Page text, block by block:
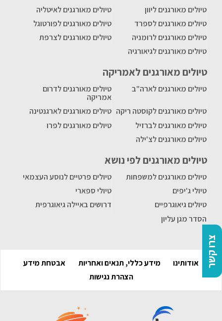
צרו קשר
טיולים מאורגנים ליוון
טיולים מאורגנים לאיטליה
טיולים מאורגנים לספרד
טיולים מאורגנים לפורטוגל
טיולים מאורגנים לרומניה
טיולים מאורגנים לצרפת
טיולים מאורגנים לגיאורגיה
טיולים מאורגנים לאמריקה
טיולים מאורגנים לארה"ב
טיולים מאורגנים לדרום
אמריקה
טיולים מאורגנים לקוסטה ריקה טיולים מאורגנים לארגנטינה
טיולים מאורגנים לברזיל
טיולים מאורגנים לפרו
טיולים מאורגנים לצ'ילה
טיולים מאורגנים לפי נושא
טיולים מאורגנים למשפחות
טיולים פרטיים לנוסע העצמאי
טיולי ג'יפים
טיולי ספארי
טיולים גיאוגרפיים
דרושים באיילה גיאוגרפית
הסדר מגן עליון
אודותינו מידע כללי, תנאים ואחריות
אבטחת מידע
הצהרת נגישות